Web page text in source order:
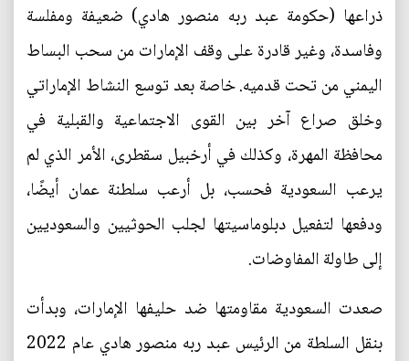
ذراعها (حكومة عبد ربه منصور هادي) ضعيفة ومفلسة
وفاسدة، وغير قادرة على وقف الإمارات من سحب البساط
اليمني من تحت قدميه. خاصة بعد توسع النشاط الإماراتي
وخلق صراع آخر بين القوى الاجتماعية والقبلية في
محافظة المهرة، وكذلك في أرخبيل سقطرى، الأمر الذي لم
يرعب السعودية فحسب، بل أرعب سلطنة عمان أيضًا،
ودفعها لتفعيل دبلوماسيتها لجلب الحوثيين والسعوديين
إلى طاولة المفاوضات.
صعدت السعودية مقاومتها ضد حليفها الإمارات، وبدأت
بنقل السلطة من الرئيس عبد ربه منصور هادي عام 2022